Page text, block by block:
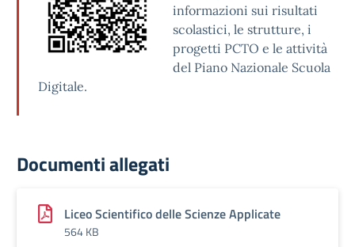
informazioni sui risultati
scolastici, le strutture, i
progetti PCTO e le attività
del Piano Nazionale Scuola
Digitale.
Documenti allegati
Liceo Scientifico delle Scienze Applicate
564 KB